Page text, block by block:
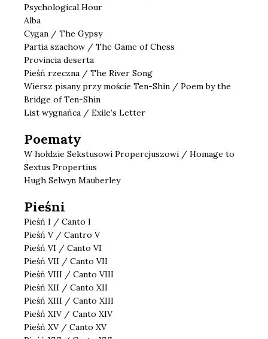
Psychological Hour
Alba
Cygan / The Gypsy
Partia szachow / The Game of Chess
Provincia deserta
Pieśń rzeczna / The River Song
Wiersz pisany przy moście Ten-Shin / Poem by the
Bridge of Ten-Shin
List wygnańca / Exile’s Letter
Poematy
W hołdzie Sekstusowi Propercjuszowi / Homage to
Sextus Propertius
Hugh Selwyn Mauberley
Pieśni
Pieśń I / Canto I
Pieśń V / Cantro V
Pieśń VI / Canto VI
Pieśń VII / Canto VII
Pieśń VIII / Canto VIII
Pieśń XII / Canto XII
Pieśń XIII / Canto XIII
Pieśń XIV / Canto XIV
Pieśń XV / Canto XV